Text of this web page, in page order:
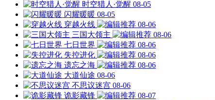
时空猎人·觉醒 08-05
闪耀暖暖 08-05
穿越火线
08-06
三国大领主
08-06
七日世界
08-06
失控进化
08-06
遗忘之海
08-06
大道仙途 08-06
不思议迷宫 08-06
诡影藏锋
08-07